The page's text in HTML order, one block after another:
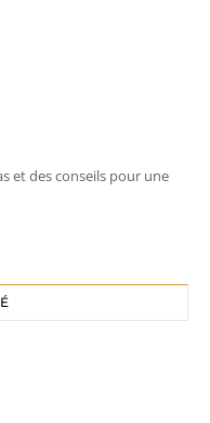
et des conseils pour une